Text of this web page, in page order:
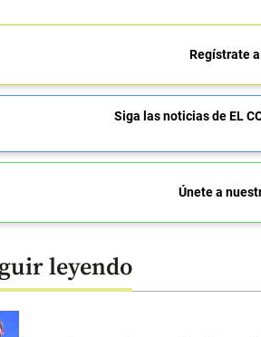
Regístrate
Siga las noticias de EL
Únete a
leyendo